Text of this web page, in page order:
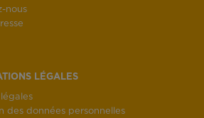
nous
LÉGALES
des données personnelles